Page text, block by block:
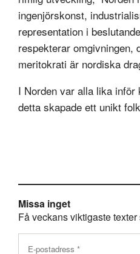
ingenjörskonst,
representation i
respekterar omgivningen,
meritokrati är nordiska
I Norden var alla lika
detta skapade ett unikt
Missa inget
Få veckans viktigaste